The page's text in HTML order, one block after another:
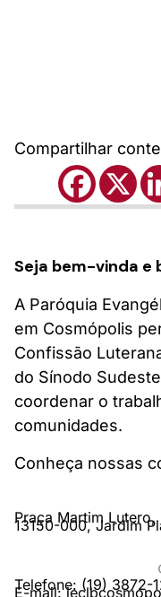
Compartilhar
Seja bem-vinda e
A Paróquia
em Cosmópolis
Confissão
do Sínodo
coordenar o
comunidades.
Conheça nossas
Praça Martim Lutero,
13150-000, Jardim
Telefone: (19) 3872-
E-mail: